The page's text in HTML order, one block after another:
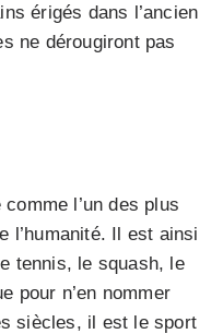
érigés dans l’ancien
ne dérougiront pas
l’un des plus
l’humanité. Il est ainsi
tennis, le squash, le
pour n’en nommer
siècles, il est le sport